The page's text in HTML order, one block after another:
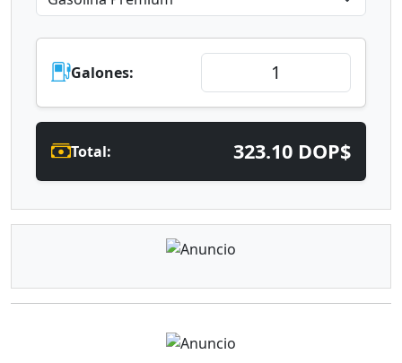
Galones:
Total: 323.10 DOP$